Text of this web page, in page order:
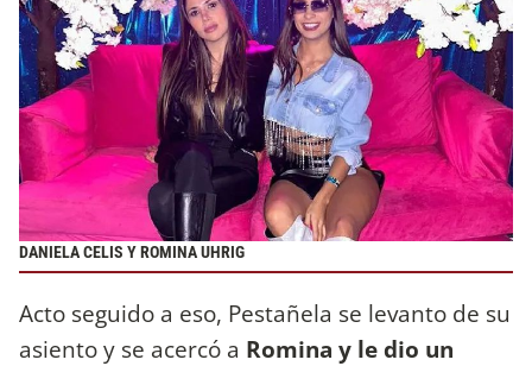
DANIELA CELIS Y ROMINA UHRIG
Acto seguido a eso, Pestañela se levanto de su
asiento y se acercó a Romina y le dio un